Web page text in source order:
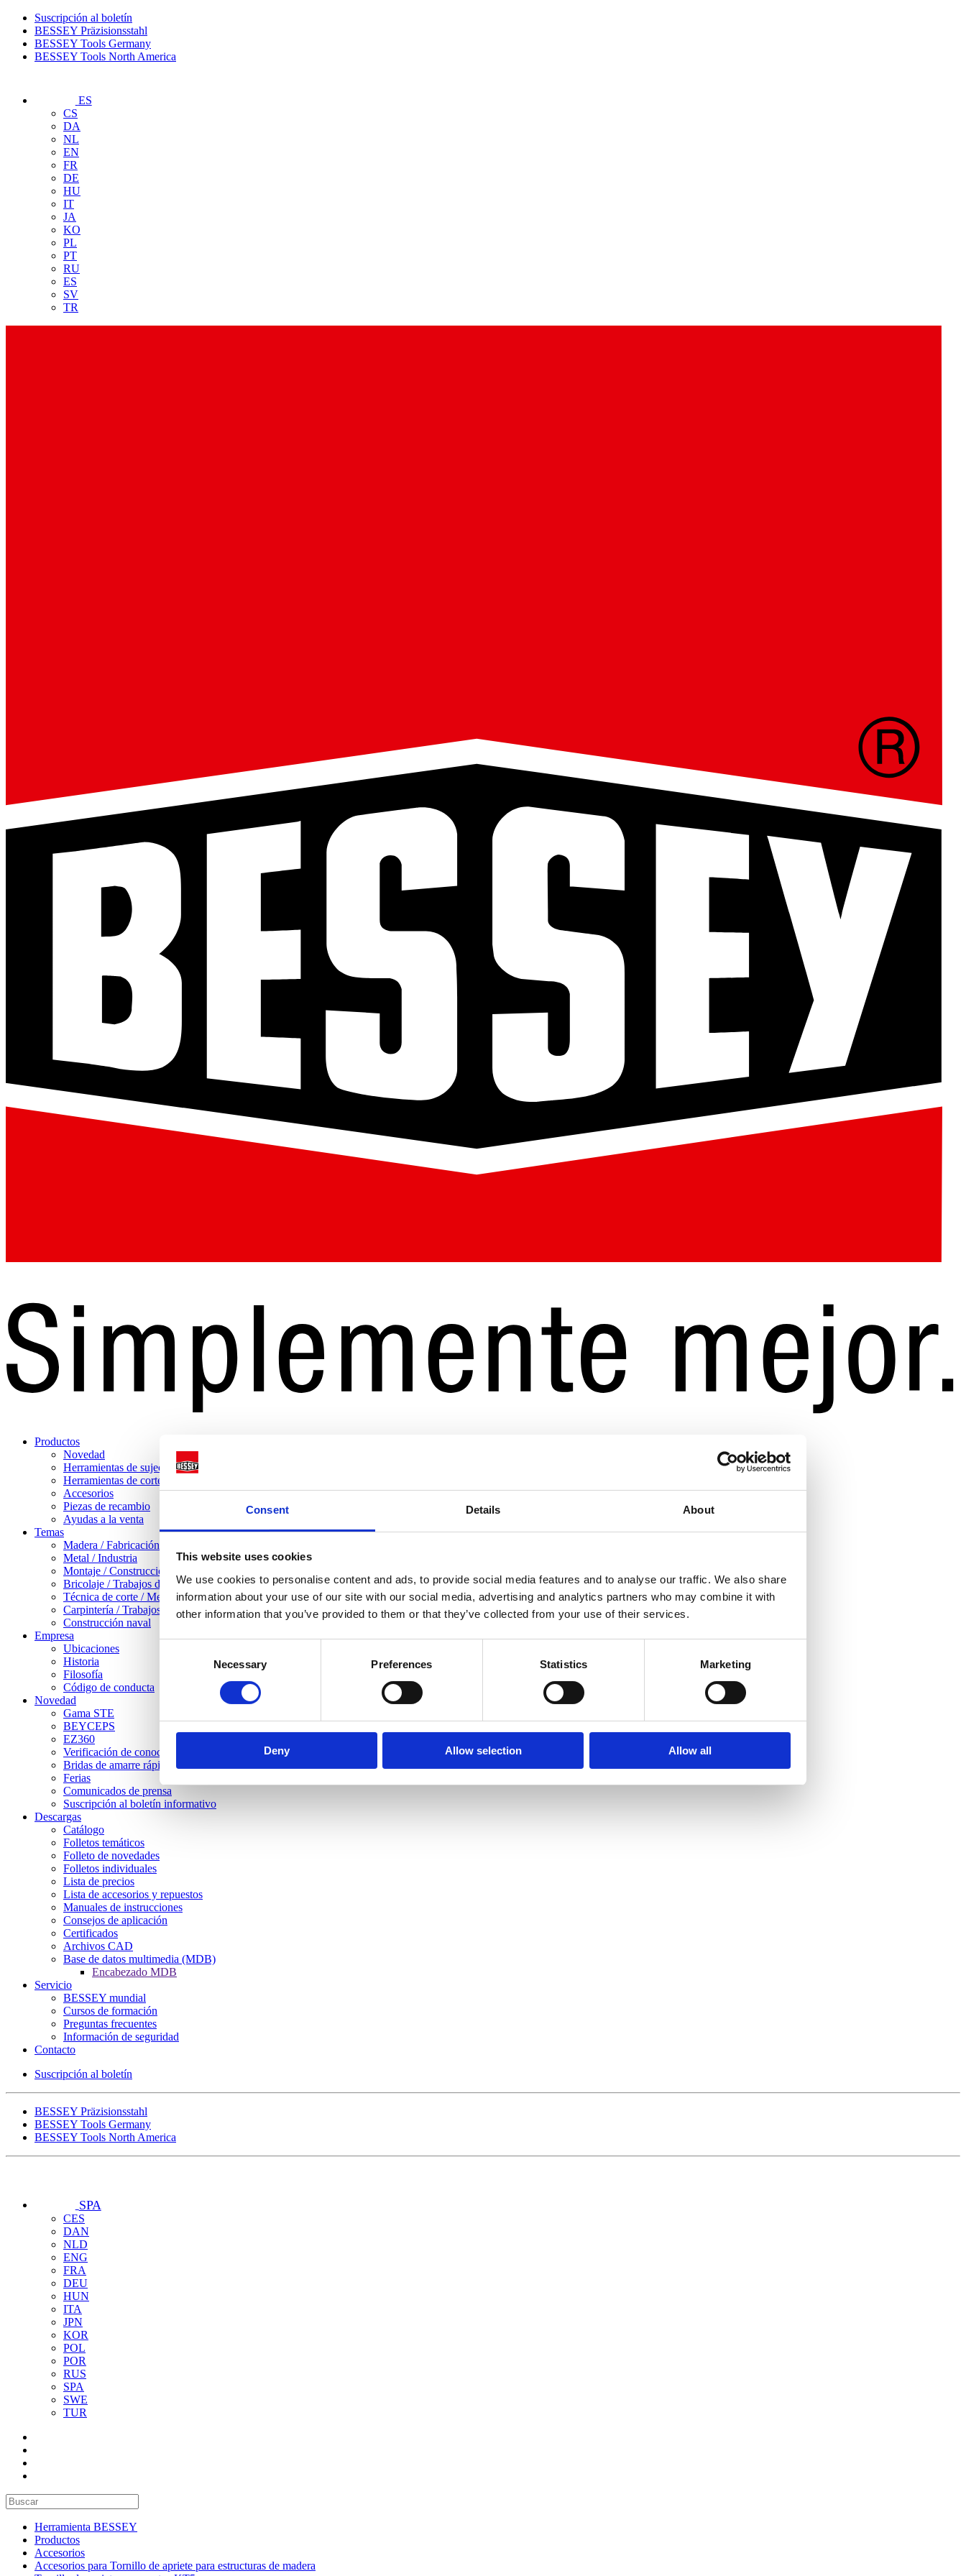
Consent Details About
This website uses cookies
We use cookies to personalise content and ads, to provide social media features and to analyse our traffic. We also share
information about your use of our site with our social media, advertising and analytics partners who may combine it with
other information that you’ve provided to them or that they’ve collected from your use of their services.
Necessary Preferences Statistics Marketing
Deny Allow selection Allow all
Suscripción al boletín
BESSEY Präzisionsstahl
BESSEY Tools Germany
BESSEY Tools North America
ES
CS
DA
NL
EN
FR
DE
HU
IT
JA
KO
PL
PT
RU
ES
SV
TR
Productos
Novedad
Herramientas de sujeción
Herramientas de corte
Accesorios
Piezas de recambio
Ayudas a la venta
Temas
Madera / Fabricación de muebles
Metal / Industria
Montaje / Construcción en seco
Bricolaje / Trabajos domésticos
Técnica de corte / Mecanizado de chapa
Carpintería / Trabajos pesados con madera
Construcción naval
Empresa
Ubicaciones
Historia
Filosofía
Código de conducta
Novedad
Gama STE
BEYCEPS
EZ360
Verificación de conocimientos
Bridas de amarre rápido STC
Ferias
Comunicados de prensa
Suscripción al boletín informativo
Descargas
Catálogo
Folletos temáticos
Folleto de novedades
Folletos individuales
Lista de precios
Lista de accesorios y repuestos
Manuales de instrucciones
Consejos de aplicación
Certificados
Archivos CAD
Base de datos multimedia (MDB)
Encabezado MDB
Servicio
BESSEY mundial
Cursos de formación
Preguntas frecuentes
Información de seguridad
Contacto
Suscripción al boletín
BESSEY Präzisionsstahl
BESSEY Tools Germany
BESSEY Tools North America
SPA
CES
DAN
NLD
ENG
FRA
DEU
HUN
ITA
JPN
KOR
POL
POR
RUS
SPA
SWE
TUR
Herramienta BESSEY
Productos
Accesorios
Accesorios para Tornillo de apriete para estructuras de madera